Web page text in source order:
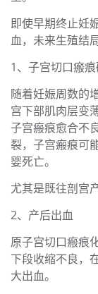
即使早期终止妊
血，未来生殖结
1、子宫切口瘢
随着妊娠周数的
宫下部肌肉层变
子宫瘢痕愈合不
裂，子宫瘢痕可
婴死亡。
尤其是既往剖宫
2、产后出血
原子宫切口瘢痕
下段收缩不良，
大出血。